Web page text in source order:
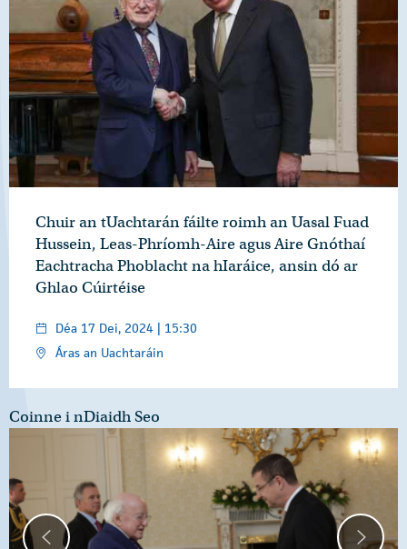
Chuir an tUachtarán fáilte roimh an Uasal Fuad
Hussein, Leas-Phríomh-Aire agus Aire Gnóthaí
Eachtracha Phoblacht na hIaráice, ansin dó ar
Ghlao Cúirtéise
Déa 17 Dei, 2024 | 15:30
Áras an Uachtaráin
Coinne i nDiaidh Seo